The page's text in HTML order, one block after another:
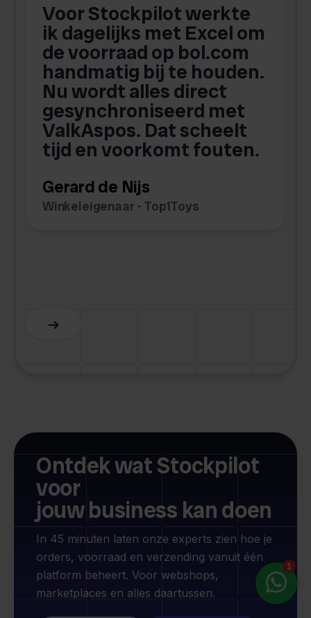
Voor Stockpilot werkte
ik dagelijks met Excel om
de voorraad op bol.com
handmatig bij te houden.
Nu wordt alles direct
gesynchroniseerd met
ValkAspos. Dat scheelt
tijd en voorkomt fouten.
Gerard de Nijs
Winkeleigenaar - Top1Toys
Slide 5 of 6.
Ontdek wat Stockpilot
voor
jouw business kan doen
In 45 minuten laten onze experts zien hoe je
orders, voorraad en verzending vanuit één
platform beheert. Voor webshops,
marketplaces en alles daartussen.